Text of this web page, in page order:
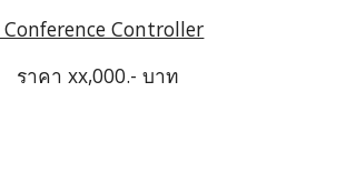
Conference Controller
ราคา xx,000.- บาท